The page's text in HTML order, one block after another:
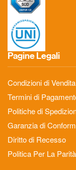
Pagine Legali
Condizioni di Vendita
Termini di
Politiche di
Garanzia di
Diritto di Recesso
Politica Per La